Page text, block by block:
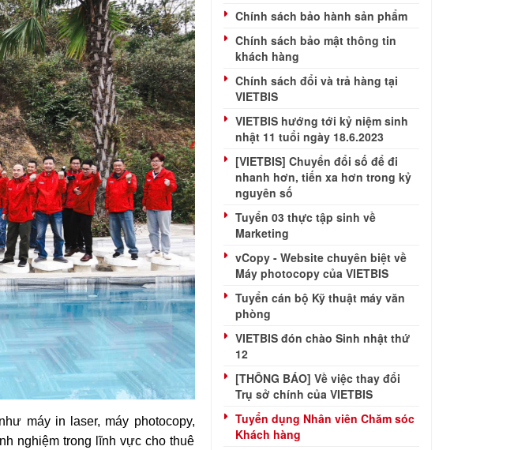
máy in laser, máy photocopy,
nghiệm trong lĩnh vực cho thuê
Chính sách bảo hành sản phẩm
Chính sách bảo mật thông tin
khách hàng
Chính sách đổi và trả hàng tại
VIETBIS
VIETBIS hướng tới kỷ niệm sinh
nhật 11 tuổi ngày 18.6.2023
[VIETBIS] Chuyển đổi số để đi
nhanh hơn, tiến xa hơn trong kỷ
nguyên số
Tuyển 03 thực tập sinh về
Marketing
vCopy - Website chuyên biệt về
Máy photocopy của VIETBIS
Tuyển cán bộ Kỹ thuật máy văn
phòng
VIETBIS đón chào Sinh nhật thứ
12
[THÔNG BÁO] Về việc thay đổi
Trụ sở chính của VIETBIS
Tuyển dụng Nhân viên Chăm sóc
Khách hàng